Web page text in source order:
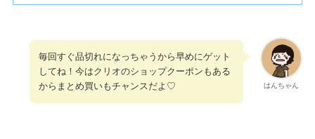
はんちゃん
毎回すぐ品切れになっちゃうから早めにゲット
してね！今はクリオのショップクーポンもある
からまとめ買いもチャンスだよ♡